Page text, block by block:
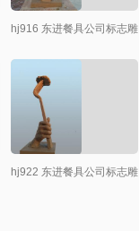
hj916 东进餐具公司标志雕
hj922 东进餐具公司标志雕